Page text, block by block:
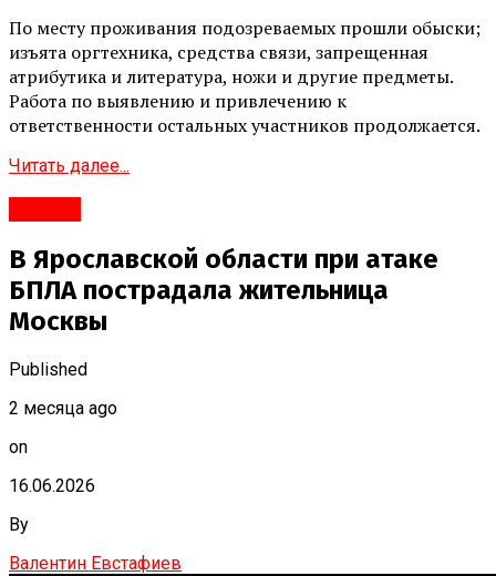
По месту проживания подозреваемых прошли обыски;
изъята оргтехника, средства связи, запрещенная
атрибутика и литература, ножи и другие предметы.
Работа по выявлению и привлечению к
ответственности остальных участников продолжается.
Читать далее...
В Ярославской области при атаке
БПЛА пострадала жительница
Москвы
Published
2 месяца ago
on
16.06.2026
By
Валентин Евстафиев